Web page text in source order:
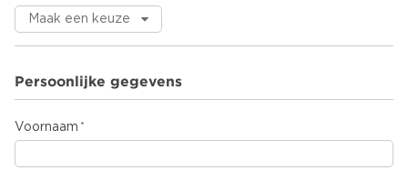
Persoonlijke gegevens
Voornaam